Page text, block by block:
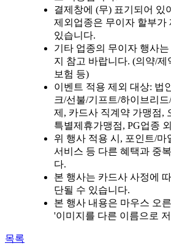
결제창에 (무) 표기되어 있
제외업종은 무이자 할부가
있습니다.
기타 업종의 무이자 행사는
지 참고 바랍니다. (의약/제
보험 등)
이벤트 적용 제외 대상: 법
크/선불/기프트/하이브리
제, 카드사 직계약 가맹점,
특별제휴가맹점, PG업종
위 행사 적용 시, 포인트/마
서비스 등 다른 혜택과 중
다.
본 행사는 카드사 사정에
단될 수 있습니다.
본 행사 내용은 마우스 오
'이미지를 다른 이름으로
목록